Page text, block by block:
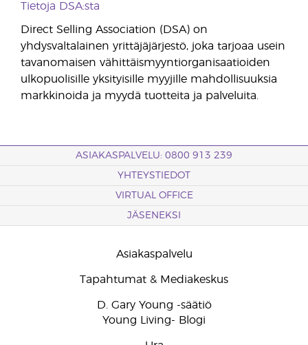
Tietoja DSA:sta
Direct Selling Association (DSA) on
yhdysvaltalainen yrittäjäjärjestö, joka tarjoaa usein
tavanomaisen vähittäismyyntiorganisaatioiden
ulkopuolisille yksityisille myyjille mahdollisuuksia
markkinoida ja myydä tuotteita ja palveluita.
ASIAKASPALVELU: 0800 913 239
YHTEYSTIEDOT
VIRTUAL OFFICE
JÄSENEKSI
Asiakaspalvelu
Tapahtumat & Mediakeskus
D. Gary Young -säätiö
Young Living- Blogi